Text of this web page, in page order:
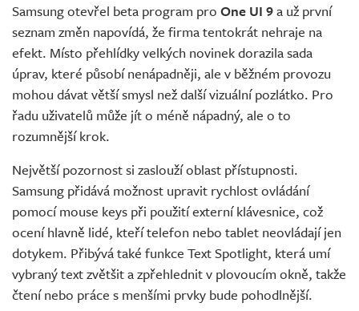
Samsung otevřel beta program pro One UI 9a už první
seznam změn napovídá, že firma tentokrát nehraje na
efekt. Místo přehlídky velkých novinek dorazila sada
úprav, které působí nenápadněji, ale v běžném provozu
mohou dávat větší smysl než další vizuální pozlátko. Pro
řadu uživatelů může jít o méně nápadný, ale o to
rozumnější krok.
Největší pozornost si zaslouží oblast přístupnosti.
Samsung přidává možnost upravit rychlost ovládání
pomocí mouse keys při použití externí klávesnice, což
ocení hlavně lidé, kteří telefon nebo tablet neovládají jen
dotykem. Přibývá také funkce Text Spotlight, která umí
vybraný text zvětšit a zpřehlednit v plovoucím okně, takže
čtení nebo práce s menšími prvky bude pohodlnější.